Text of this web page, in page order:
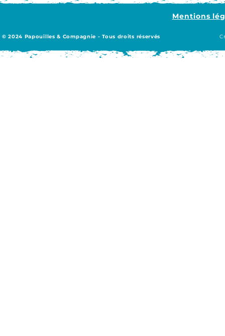
Mentions
© 2024 Papouilles & Compagnie - Tous droits réservés